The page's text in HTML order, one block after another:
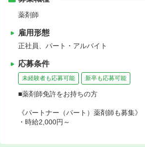
薬剤師
雇用形態
正社員、パート・アルバイト
応募条件
未経験者も応募可能 新卒も応募可能
■薬剤師免許をお持ちの方
《パートナー（パート）薬剤師も募集》
・時給2,000円～